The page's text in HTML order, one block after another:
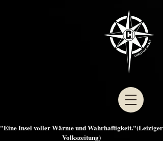
"Eine Insel voller Wärme und Wahrhaftigkeit."(Leiziger
Volkszeitung)